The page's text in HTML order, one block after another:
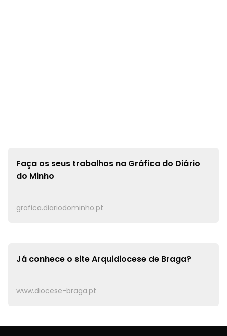
Faça os seus trabalhos na Gráfica do Diário
do Minho
grafica.diariodominho.pt
Já conhece o siteArquidiocese de Braga?
www.diocese-braga.pt